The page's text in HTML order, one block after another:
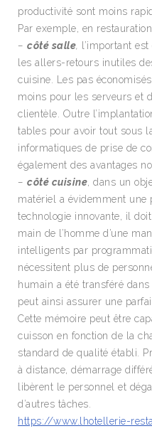
productivité sont moins
Par exemple, en
– côté salle,
l’important
les allers-retours inutiles
cuisine. Les pas
moins pour les serveurs et
clientèle. Outre
tables pour avoir tout sous
informatiques de prise de
également des avantages
– côté cuisine , dans un
matériel a évidemment une
technologie innovante, il
main de l’homme d’une
intelligents par
nécessitent plus de
humain a été transféré
peut ainsi assurer une
Cette mémoire peut être
cuisson en fonction de la
standard de qualité établi.
à distance, démarrage
libèrent le personnel et
d’autres tâches.
https://www.lhotellerie-